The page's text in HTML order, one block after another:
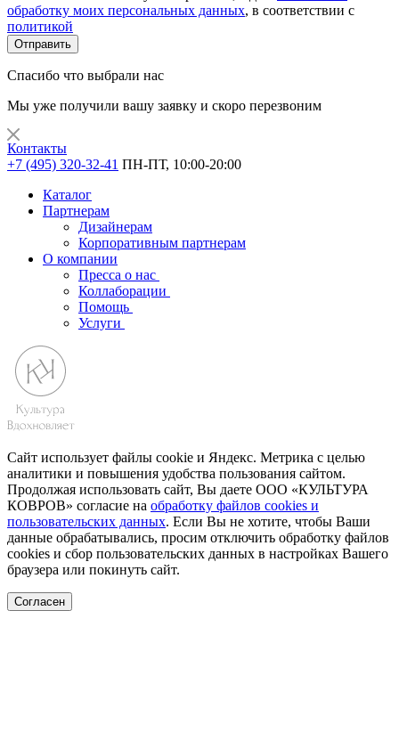
обработку моих персональных данных, в соответствии с
политикой
Отправить
Спасибо что выбрали нас
Мы уже получили вашу заявку и скоро перезвоним
Контакты
+7 (495) 320-32-41 ПН-ПТ, 10:00-20:00
Каталог
Партнерам
Дизайнерам
Корпоративным партнерам
О компании
Пресса о нас
Коллаборации
Помощь
Услуги
Сайт использует файлы cookie и Яндекс. Метрика с целью
аналитики и повышения удобства пользования сайтом.
Продолжая использовать сайт, Вы даете ООО «КУЛЬТУРА
КОВРОВ» согласие на обработку файлов cookies и
пользовательских данных. Если Вы не хотите, чтобы Ваши
данные обрабатывались, просим отключить обработку файлов
cookies и сбор пользовательских данных в настройках Вашего
браузера или покинуть сайт.
Согласен